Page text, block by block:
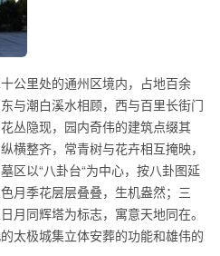
公里处的通州区境内，占地百余
与潮白溪水相顾，西与百里长街门
丛隐现，园内奇伟的建筑点缀其
横整齐，常青树与花卉相互掩映，
区以“八卦台“为中心，按八卦图延
月季花层层叠叠，生机盎然；三
月同辉塔为标志，寓意天地同在。
太极城集立体安葬的功能和雄伟的